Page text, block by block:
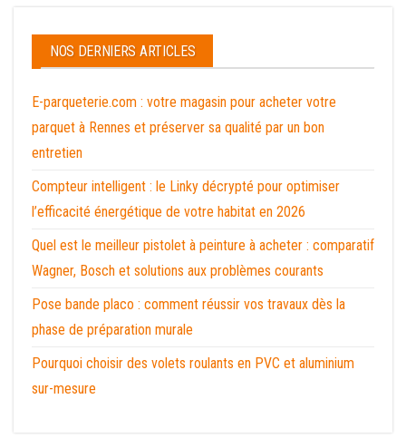
publications
NOS DERNIERS ARTICLES
E-parqueterie.com : votre magasin pour acheter votre
parquet à Rennes et préserver sa qualité par un bon
entretien
Compteur intelligent : le Linky décrypté pour optimiser
l’efficacité énergétique de votre habitat en 2026
Quel est le meilleur pistolet à peinture à acheter : comparatif
Wagner, Bosch et solutions aux problèmes courants
Pose bande placo : comment réussir vos travaux dès la
phase de préparation murale
Pourquoi choisir des volets roulants en PVC et aluminium
sur-mesure